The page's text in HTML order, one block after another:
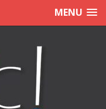
MENU